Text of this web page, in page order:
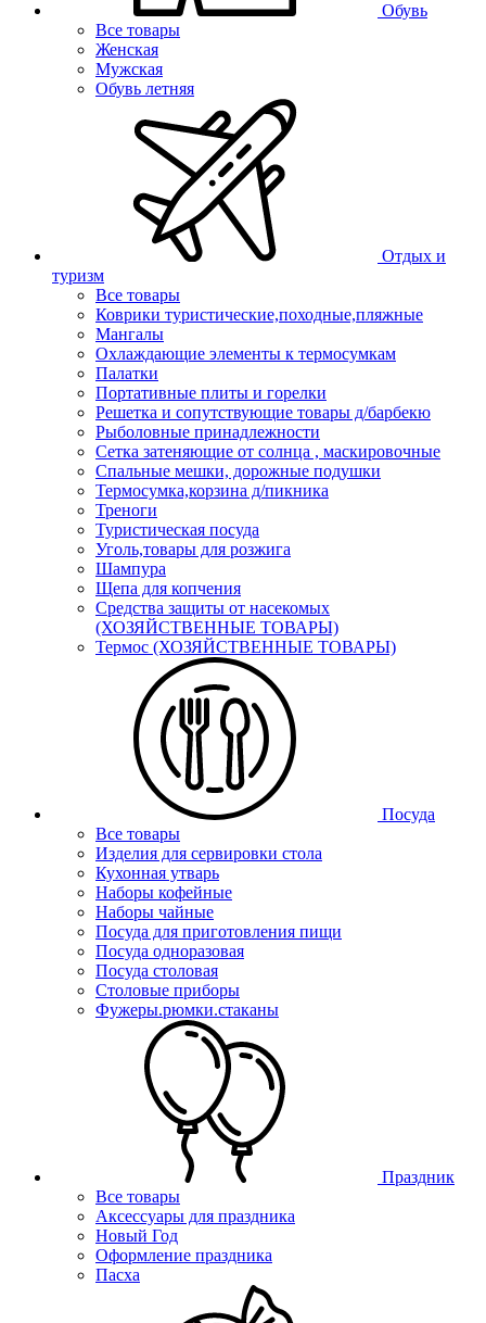
Обувь
Все товары
Женская
Мужская
Обувь летняя
Отдых и
туризм
Все товары
Коврики туристические,походные,пляжные
Мангалы
Охлаждающие элементы к термосумкам
Палатки
Портативные плиты и горелки
Решетка и сопутствующие товары д/барбекю
Рыболовные принадлежности
Сетка затеняющие от солнца , маскировочные
Спальные мешки, дорожные подушки
Термосумка,корзина д/пикника
Треноги
Туристическая посуда
Уголь,товары для розжига
Шампура
Щепа для копчения
Средства защиты от насекомых
(ХОЗЯЙСТВЕННЫЕ ТОВАРЫ)
Термос (ХОЗЯЙСТВЕННЫЕ ТОВАРЫ)
Посуда
Все товары
Изделия для сервировки стола
Кухонная утварь
Наборы кофейные
Наборы чайные
Посуда для приготовления пищи
Посуда одноразовая
Посуда столовая
Столовые приборы
Фужеры.рюмки.стаканы
Праздник
Все товары
Аксессуары для праздника
Новый Год
Оформление праздника
Пасха